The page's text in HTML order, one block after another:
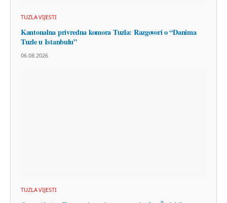
TUZLA VIJESTI
Kantonalna privredna komora Tuzla: Razgovori o “Danima
Tuzle u Istanbulu”
06.08.2026
TUZLA VIJESTI